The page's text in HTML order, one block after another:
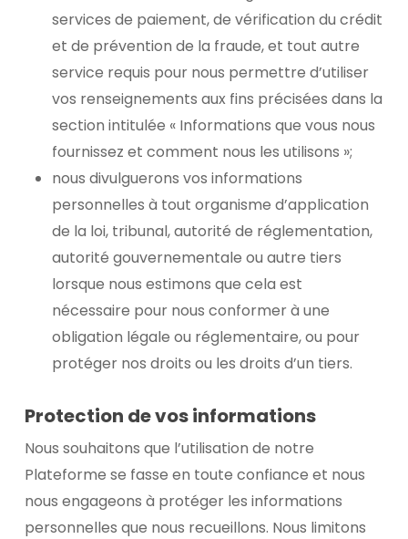
services de paiement, de vérification du crédit
et de prévention de la fraude, et tout autre
service requis pour nous permettre d’utiliser
vos renseignements aux fins précisées dans la
section intitulée « Informations que vous nous
fournissez et comment nous les utilisons »;
nous divulguerons vos informations
personnelles à tout organisme d’application
de la loi, tribunal, autorité de réglementation,
autorité gouvernementale ou autre tiers
lorsque nous estimons que cela est
nécessaire pour nous conformer à une
obligation légale ou réglementaire, ou pour
protéger nos droits ou les droits d’un tiers.
Protection de vos informations
Nous souhaitons que l’utilisation de notre
Plateforme se fasse en toute confiance et nous
nous engageons à protéger les informations
personnelles que nous recueillons. Nous limitons